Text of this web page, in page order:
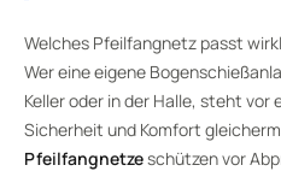
Welches Pfeilfangnetz passt
Wer eine eigene
Keller oder in der Halle, steht vor
Sicherheit und Komfort
Pfeilfangnetzeschützen vor